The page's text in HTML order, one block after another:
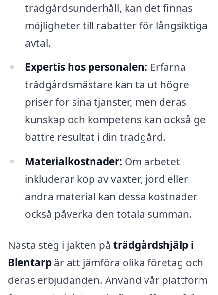
trädgårdsunderhåll, kan det finnas
möjligheter till rabatter för långsiktiga
avtal.
Expertis hos personalen: Erfarna
trädgårdsmästare kan ta ut högre
priser för sina tjänster, men deras
kunskap och kompetens kan också ge
bättre resultat i din trädgård.
Materialkostnader: Om arbetet
inkluderar köp av växter, jord eller
andra material kan dessa kostnader
också påverka den totala summan.
Nästa steg i jakten på trädgårdshjälp i
Blentarp är att jämföra olika företag och
deras erbjudanden. Använd vår plattform